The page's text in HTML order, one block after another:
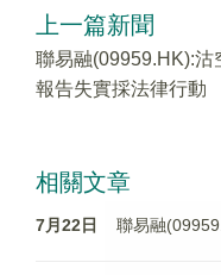
上一篇新聞
聯易融(09959.HK):沽
報告失實採法律行動
相關文章
7月22日 聯易融